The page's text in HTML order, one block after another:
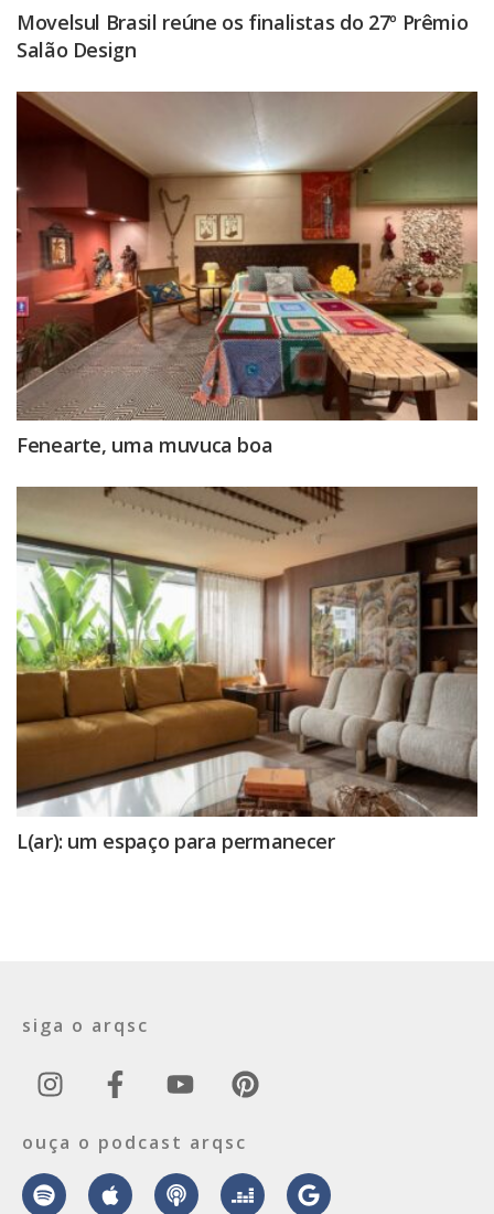
Movelsul Brasil reúne os finalistas do 27º Prêmio
Salão Design
Fenearte, uma muvuca boa
L(ar): um espaço para permanecer
siga o arqsc
ouça o podcast arqsc